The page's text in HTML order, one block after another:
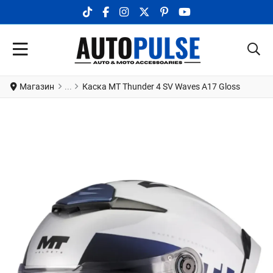
TIKTOK SOCIAL LINK
FACEBOOK SOCIAL LINK
INSTAGRAM SOCIAL LINK
X.COM SOCIAL LINK
PINTEREST SOCIAL LINK
YOUTUBE SOCIAL
Магазин Каска MT Thunder 4 SV Waves A17 Gloss